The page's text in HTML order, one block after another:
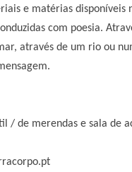
e matérias
com poesia.
através de um rio ou
/ de merendas e sala de